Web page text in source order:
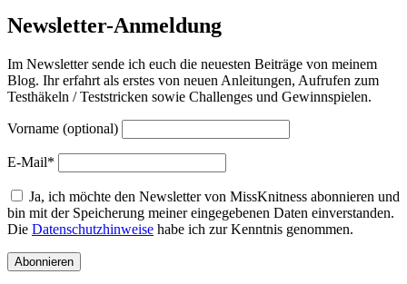
Newsletter-Anmeldung
Im Newsletter sende ich euch die neuesten Beiträge von meinem
Blog. Ihr erfahrt als erstes von neuen Anleitungen, Aufrufen zum
Testhäkeln / Teststricken sowie Challenges und Gewinnspielen.
Vorname (optional)
E-Mail*
Ja, ich möchte den Newsletter von MissKnitness abonnieren und
bin mit der Speicherung meiner eingegebenen Daten einverstanden.
Die Datenschutzhinweise habe ich zur Kenntnis genommen.